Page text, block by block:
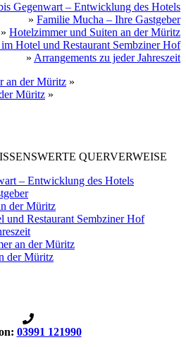
Gegenwart – Entwicklung des Hotels
» Familie Mucha – Ihre Gastgeber
» Hotelzimmer und Suiten an der Müritz
Hotel und Restaurant Sembziner Hof
» Arrangements zu jeder Jahreszeit
an der Müritz »
Müritz »
QUERVERWEISE
– Entwicklung des Hotels
der Müritz
und Restaurant Sembziner Hof
an der Müritz
der Müritz
03991 121990